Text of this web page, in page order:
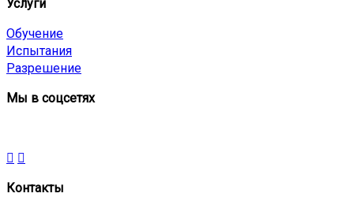
Услуги
Обучение
Испытания
Разрешение
Мы в соцсетях
Контакты